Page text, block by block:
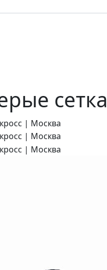
сетка